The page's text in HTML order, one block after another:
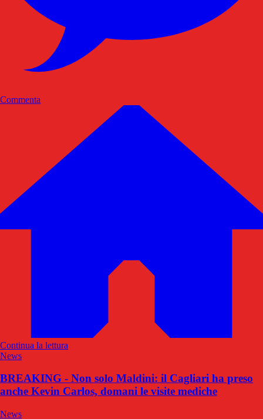
Commenta
Continua la lettura
News
BREAKING - Non solo Maldini: il Cagliari ha preso
anche Kevin Carlos, domani le visite mediche
News